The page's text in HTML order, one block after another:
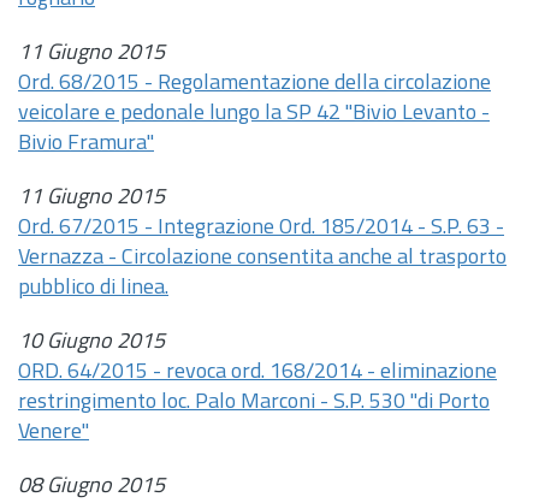
11 Giugno 2015
Ord. 68/2015 - Regolamentazione della circolazione
veicolare e pedonale lungo la SP 42 "Bivio Levanto -
Bivio Framura"
11 Giugno 2015
Ord. 67/2015 - Integrazione Ord. 185/2014 - S.P. 63 -
Vernazza - Circolazione consentita anche al trasporto
pubblico di linea.
10 Giugno 2015
ORD. 64/2015 - revoca ord. 168/2014 - eliminazione
restringimento loc. Palo Marconi - S.P. 530 "di Porto
Venere"
08 Giugno 2015